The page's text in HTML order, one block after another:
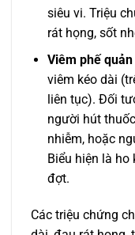
siêu vi. Triệu
rát họng, sốt
Viêm phế
viêm kéo dài
liên tục). Đối
người hút
nhiễm, hoặc
Biểu hiện là
đợt.
Các triệu chứng